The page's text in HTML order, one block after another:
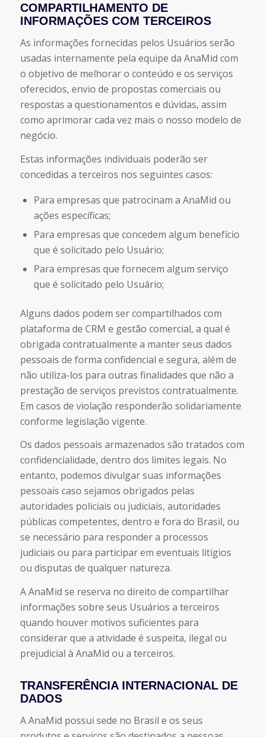
COMPARTILHAMENTO DE
INFORMAÇÕES COM TERCEIROS
As informações fornecidas pelos Usuários serão
usadas internamente pela equipe da AnaMid com
o objetivo de melhorar o conteúdo e os serviços
oferecidos, envio de propostas comerciais ou
respostas a questionamentos e dúvidas, assim
como aprimorar cada vez mais o nosso modelo de
negócio.
Estas informações individuais poderão ser
concedidas a terceiros nos seguintes casos:
Para empresas que patrocinam a AnaMid ou
ações específicas;
Para empresas que concedem algum benefício
que é solicitado pelo Usuário;
Para empresas que fornecem algum serviço
que é solicitado pelo Usuário;
Alguns dados podem ser compartilhados com
plataforma de CRM e gestão comercial, a qual é
obrigada contratualmente a manter seus dados
pessoais de forma confidencial e segura, além de
não utiliza-los para outras finalidades que não a
prestação de serviços previstos contratualmente.
Em casos de violação responderão solidariamente
conforme legislação vigente.
Os dados pessoais armazenados são tratados com
confidencialidade, dentro dos limites legais. No
entanto, podemos divulgar suas informações
pessoais caso sejamos obrigados pelas
autoridades policiais ou judiciais, autoridades
públicas competentes, dentro e fora do Brasil, ou
se necessário para responder a processos
judiciais ou para participar em eventuais litígios
ou disputas de qualquer natureza.
A AnaMid se reserva no direito de compartilhar
informações sobre seus Usuários a terceiros
quando houver motivos suficientes para
considerar que a atividade é suspeita, ilegal ou
prejudicial à AnaMid ou a terceiros.
TRANSFERÊNCIA INTERNACIONAL DE
DADOS
A AnaMid possui sede no Brasil e os seus